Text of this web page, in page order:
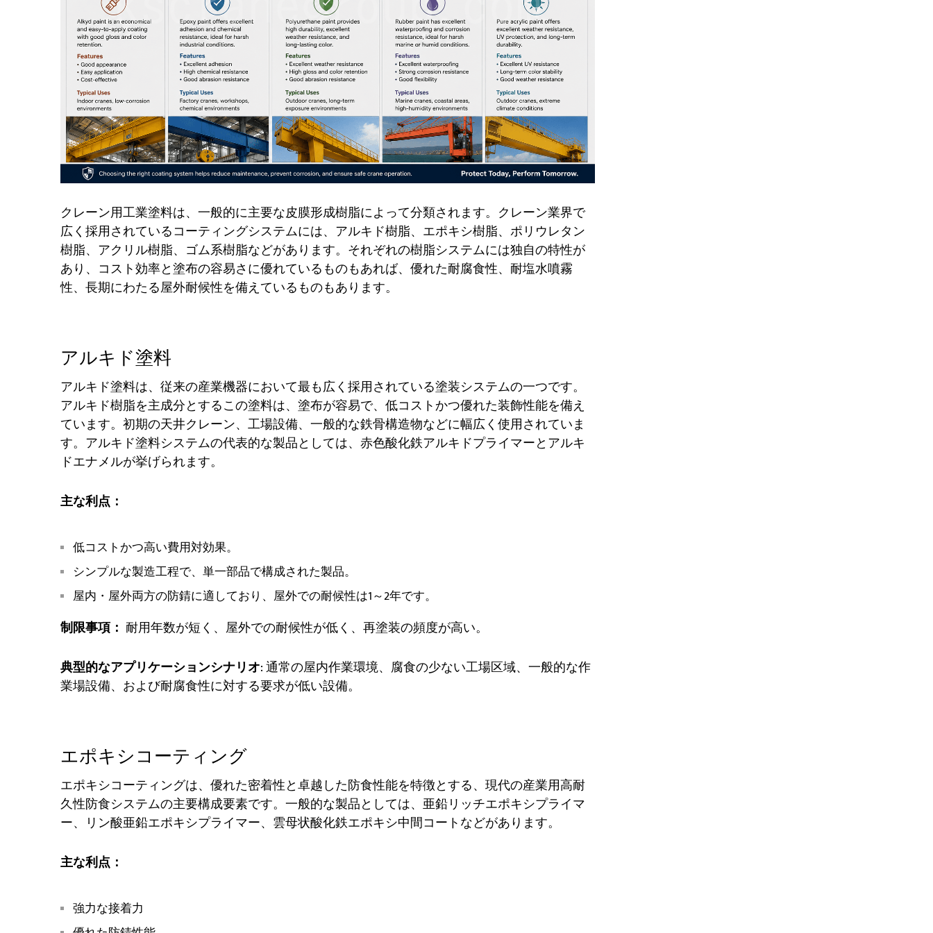
クレーン用工業塗料は、一般的に主要な皮膜形成樹脂によって分類されます。クレーン業界で
広く採用されているコーティングシステムには、アルキド樹脂、エポキシ樹脂、ポリウレタン
樹脂、アクリル樹脂、ゴム系樹脂などがあります。それぞれの樹脂システムには独自の特性が
あり、コスト効率と塗布の容易さに優れているものもあれば、優れた耐腐食性、耐塩水噴霧
性、長期にわたる屋外耐候性を備えているものもあります。
アルキド塗料
アルキド塗料は、従来の産業機器において最も広く採用されている塗装システムの一つです。
アルキド樹脂を主成分とするこの塗料は、塗布が容易で、低コストかつ優れた装飾性能を備え
ています。初期の天井クレーン、工場設備、一般的な鉄骨構造物などに幅広く使用されていま
す。アルキド塗料システムの代表的な製品としては、赤色酸化鉄アルキドプライマーとアルキ
ドエナメルが挙げられます。
主な利点：
低コストかつ高い費用対効果。
シンプルな製造工程で、単一部品で構成された製品。
屋内・屋外両方の防錆に適しており、屋外での耐候性は1～2年です。
制限事項： 耐用年数が短く、屋外での耐候性が低く、再塗装の頻度が高い。
典型的なアプリケーションシナリオ: 通常の屋内作業環境、腐食の少ない工場区域、一般的な作
業場設備、および耐腐食性に対する要求が低い設備。
エポキシコーティング
エポキシコーティングは、優れた密着性と卓越した防食性能を特徴とする、現代の産業用高耐
久性防食システムの主要構成要素です。一般的な製品としては、亜鉛リッチエポキシプライマ
ー、リン酸亜鉛エポキシプライマー、雲母状酸化鉄エポキシ中間コートなどがあります。
主な利点：
強力な接着力